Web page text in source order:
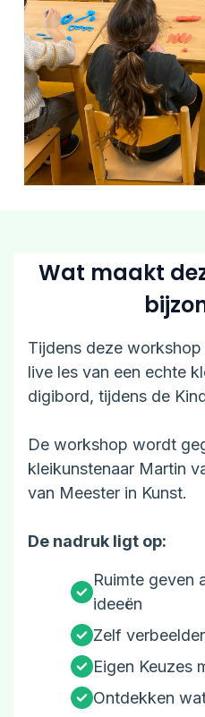
Wat maakt
Tijdens deze
live les van een echte
digibord, tijdens de
De workshop wordt
kleikunstenaar Martin
van Meester in Kunst.
De nadruk ligt op:
Ruimte geven
ideeën
Zelf
Eigen Keuzes
Ontdekken